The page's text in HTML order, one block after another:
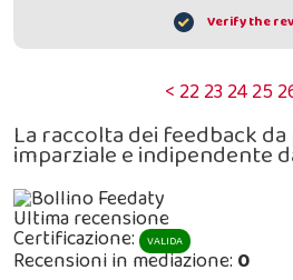
Verify the
<22232425
La raccolta dei feedback
imparziale e indipendente
Ultima recensione
Certificazione: VALIDA
Recensioni in mediazione: 0